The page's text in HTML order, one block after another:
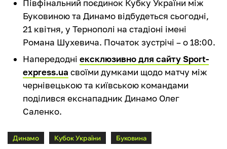
Півфінальний поєдинок Кубку України між
Буковиною та Динамо відбудеться сьогодні,
21 квітня, у Тернополі на стадіоні імені
Романа Шухевича. Початок зустрічі – о 18:00.
Напередодні ексклюзивно для сайту Sport-
express.ua своїми думками щодо матчу між
чернівецькою та київською командами
поділився екснападник Динамо Олег
Саленко.
Динамо Кубок України Буковина